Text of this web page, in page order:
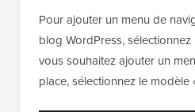
Pour ajouter un menu de
blog WordPress,
vous souhaitez ajouter un
place, sélectionnez le modèle